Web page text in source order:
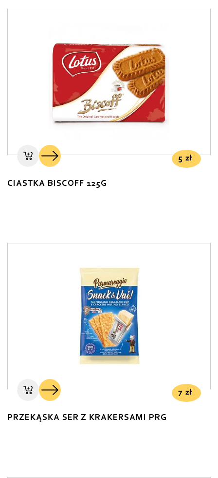
5 zł
CIASTKA BISCOFF 125G
7 zł
PRZEKĄSKA SER Z KRAKERSAMI PRG